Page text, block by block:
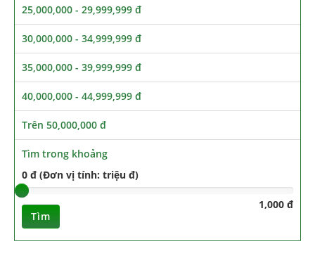
25,000,000 - 29,999,999 đ
30,000,000 - 34,999,999 đ
35,000,000 - 39,999,999 đ
40,000,000 - 44,999,999 đ
Trên 50,000,000 đ
Tìm trong khoảng
0 đ (Đơn vị tính: triệu đ)
1,000 đ
Tìm